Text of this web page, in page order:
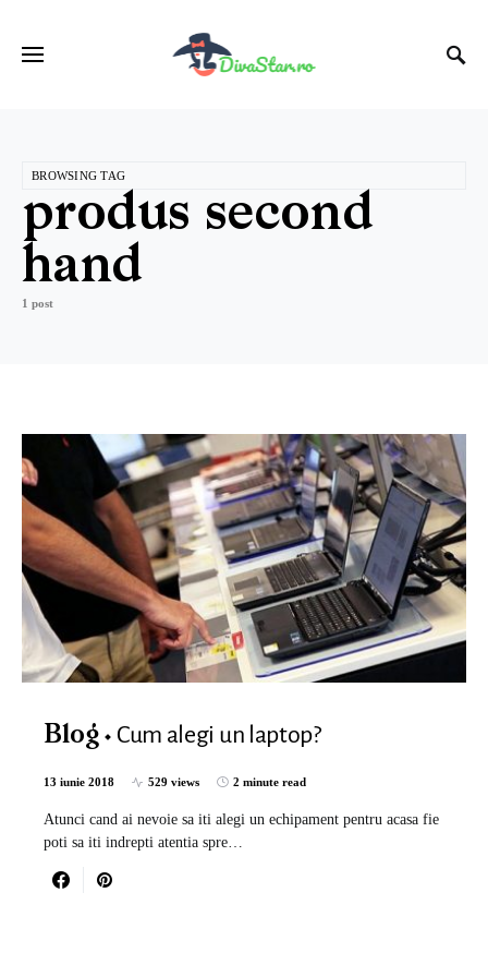
BROWSING TAG
produs second
hand
1 post
Blog Cum alegi un laptop?
13 iunie 2018 529 views 2 minute read
Atunci cand ai nevoie sa iti alegi un echipament pentru acasa fie
poti sa iti indrepti atentia spre…